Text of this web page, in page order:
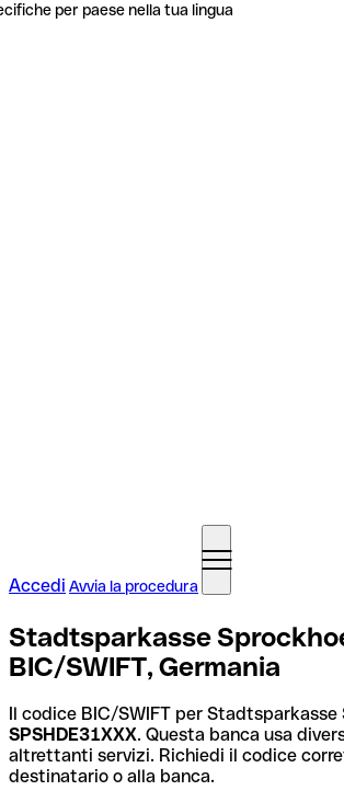
per paese nella tua lingua
Accedi Avvia la procedura
Stadtsparkasse
BIC/SWIFT, Germania
Il codice BIC/SWIFT per Stadtsparkasse
SPSHDE31XXX. Questa banca usa
altrettanti servizi. Richiedi il codice
destinatario o alla banca.